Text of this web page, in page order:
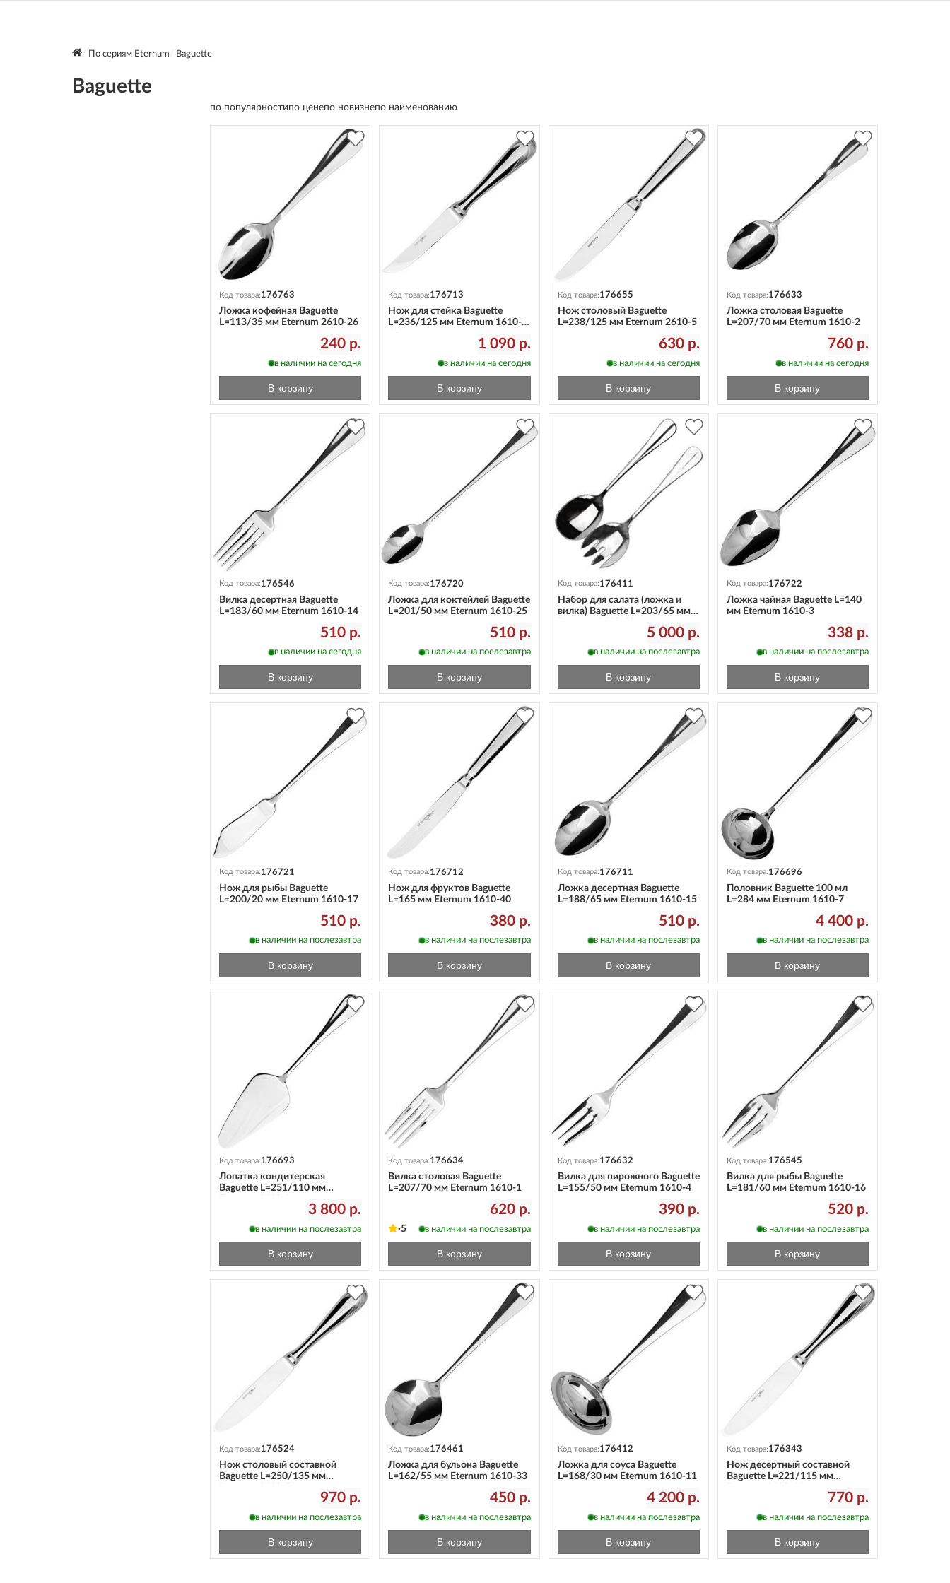
По сериям Eternum Baguette
Baguette
по популярностипо ценепо новизнепо наименованию
Код товара:176763
Ложка кофейная Baguette
L=113/35 мм Eternum 2610-26
240 р.
в наличии на сегодня
В корзину
Код товара:176713
Нож для стейка Baguette
L=236/125 мм Eternum 1610-
1 090 р.
в наличии на сегодня
В корзину
Код товара:176655
Нож столовый Baguette
L=238/125 мм Eternum 2610-5
630 р.
в наличии на сегодня
В корзину
Код товара:176633
Ложка столовая Baguette
L=207/70 мм Eternum 1610-2
760 р.
в наличии на сегодня
В корзину
Код товара:176546
Вилка десертная Baguette
L=183/60 мм Eternum 1610-14
510 р.
в наличии на сегодня
В корзину
Код товара:176720
Ложка для коктейлей Baguette
L=201/50 мм Eternum 1610-25
510 р.
в наличии на послезавтра
В корзину
Код товара:176411
Набор для салата (ложка и
вилка) Baguette L=203/65 мм
5 000 р.
в наличии на послезавтра
В корзину
Код товара:176722
Ложка чайная Baguette L=140
мм Eternum 1610-3
338 р.
в наличии на послезавтра
В корзину
Код товара:176721
Нож для рыбы Baguette
L=200/20 мм Eternum 1610-17
510 р.
в наличии на послезавтра
В корзину
Код товара:176712
Нож для фруктов Baguette
L=165 мм Eternum 1610-40
380 р.
в наличии на послезавтра
В корзину
Код товара:176711
Ложка десертная Baguette
L=188/65 мм Eternum 1610-15
510 р.
в наличии на послезавтра
В корзину
Код товара:176696
Половник Baguette 100 мл
L=284 мм Eternum 1610-7
4 400 р.
в наличии на послезавтра
В корзину
Код товара:176693
Лопатка кондитерская
Baguette L=251/110 мм
3 800 р.
в наличии на послезавтра
В корзину
Код товара:176634
Вилка столовая Baguette
L=207/70 мм Eternum 1610-1
620 р.
5 в наличии на послезавтра
В корзину
Код товара:176632
Вилка для пирожного Baguette
L=155/50 мм Eternum 1610-4
390 р.
в наличии на послезавтра
В корзину
Код товара:176545
Вилка для рыбы Baguette
L=181/60 мм Eternum 1610-16
520 р.
в наличии на послезавтра
В корзину
Код товара:176524
Нож столовый составной
Baguette L=250/135 мм
970 р.
в наличии на послезавтра
В корзину
Код товара:176461
Ложка для бульона Baguette
L=162/55 мм Eternum 1610-33
450 р.
в наличии на послезавтра
В корзину
Код товара:176412
Ложка для соуса Baguette
L=168/30 мм Eternum 1610-11
4 200 р.
в наличии на послезавтра
В корзину
Код товара:176343
Нож десертный составной
Baguette L=221/115 мм
770 р.
в наличии на послезавтра
В корзину